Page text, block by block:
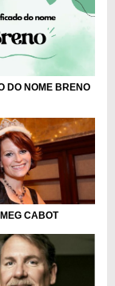
DO NOME BRENO
CABOT